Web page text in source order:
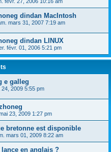
dindan MacIntosh
mars 31, 2007 7:19 am
dindan LINUX
févr. 01, 2006 5:21 pm
e galleg
24, 2009 5:55 pm
23, 2009 1:27 pm
bretonne est disponible
mars 01, 2009 8:22 am
en anglais ?